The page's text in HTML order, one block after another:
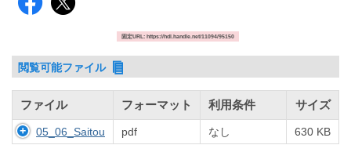
固定URL: https://hdl.handle.net/11094/95150
閲覧可能ファイル
ファイル フォーマット 利用条件 サイズ
05_06_Saitou pdf なし 630 KB